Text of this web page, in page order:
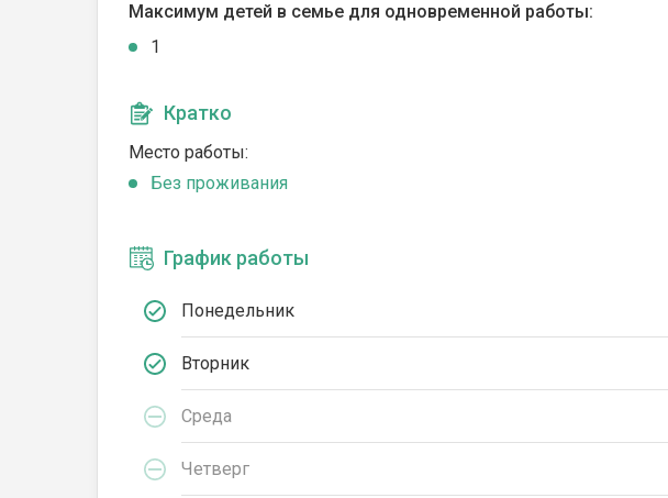
Максимум детей в семье для одновременной работы:
1
Кратко
Место работы:
Без проживания
График работы
Понедельник
Вторник
Среда
Четверг